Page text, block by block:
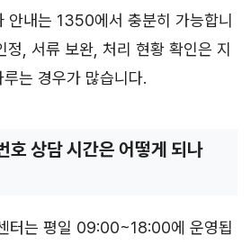
안내는 1350에서 충분히 가능합니
정, 서류 보완, 처리 현황 확인은 지
는 경우가 많습니다.
호 상담 시간은 어떻게 되나
터는 평일 09:00~18:00에 운영됩